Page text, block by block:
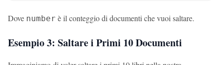
Dove number è il conteggio di documenti che vuoi saltare.
Esempio 3: Saltare i Primi 10 Documenti